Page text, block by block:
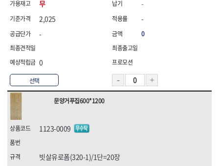
선택
무
2,025
-
0
-
-
0
문양거푸집600*1200
1123-0009
빗살유로폼(320-1)/1단=20장